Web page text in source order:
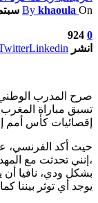
By khaoula On سبتمبر
0
924
انشر Linkedin
صرح المدرب الوطني
تسبق مباراة المغرب
إقصائيات كأس أمم إفريقيا 2019
حيث أكد الفرنسي،
،إنني تحدثت مع
بشكل ودي، نافيا
يوجد أي توثر بيننا